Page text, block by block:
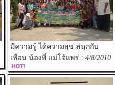
มีความรู้ ได้ความสุข สนุกกับ
เพื่อน น้องพี่ แม่โจ้แพร่ : 4/8/2010